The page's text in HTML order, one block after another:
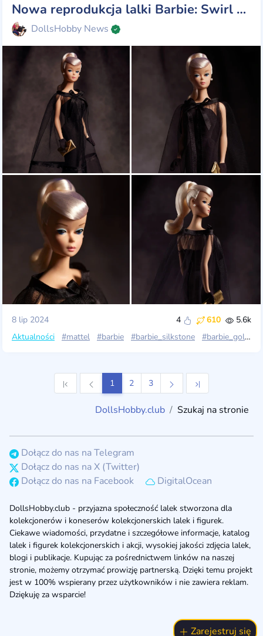
Nowa reprodukcja lalki Barbie: Swirl Pony „Black Magic”
DollsHobby News
8 lip 2024 4 610
5.6k
Aktualności
#mattel #barbie #barbie_silkstone #barbie_gold_label
1 2 3
DollsHobby.club Szukaj na stronie
Dołącz do nas na Telegram
Dołącz do nas na X (Twitter)
Dołącz do nas na Facebook
DigitalOcean
DollsHobby.club - przyjazna społeczność lalek stworzona dla
kolekcjonerów i koneserów kolekcjonerskich lalek i figurek.
Ciekawe wiadomości, przydatne i szczegółowe informacje, katalog
lalek i figurek kolekcjonerskich i akcji, wysokiej jakości zdjęcia lalek,
blogi i publikacje. Kupując za pośrednictwem linków na naszej
stronie, możemy otrzymać prowizję partnerską. Dzięki temu projekt
jest w 100% wspierany przez użytkowników i nie zawiera reklam.
Dziękuję za wsparcie!
Zarejestruj się